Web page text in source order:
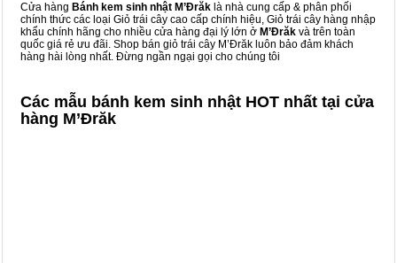
Cửa hàng Bánh kem sinh nhật M’Đrăk là nhà cung cấp & phân phối
chính thức các loại Giỏ trái cây cao cấp chính hiệu, Giỏ trái cây hàng nhập
khẩu chính hãng cho nhiều cửa hàng đại lý lớn ở M’Đrăk và trên toàn
quốc giá rẻ ưu đãi. Shop bán giỏ trái cây M’Đrăk luôn bảo đảm khách
hàng hài lòng nhất. Đừng ngần ngại gọi cho chúng tôi
Các mẫu bánh kem sinh nhật HOT nhất tại cửa
hàng M’Đrăk